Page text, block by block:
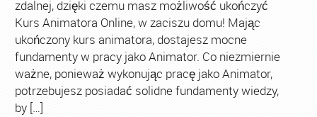
zdalnej, dzięki czemu masz możliwość ukończyć
Kurs Animatora Online, w zaciszu domu! Mając
ukończony kurs animatora, dostajesz mocne
fundamenty w pracy jako Animator. Co niezmiernie
ważne, ponieważ wykonując pracę jako Animator,
potrzebujesz posiadać solidne fundamenty wiedzy,
by […]